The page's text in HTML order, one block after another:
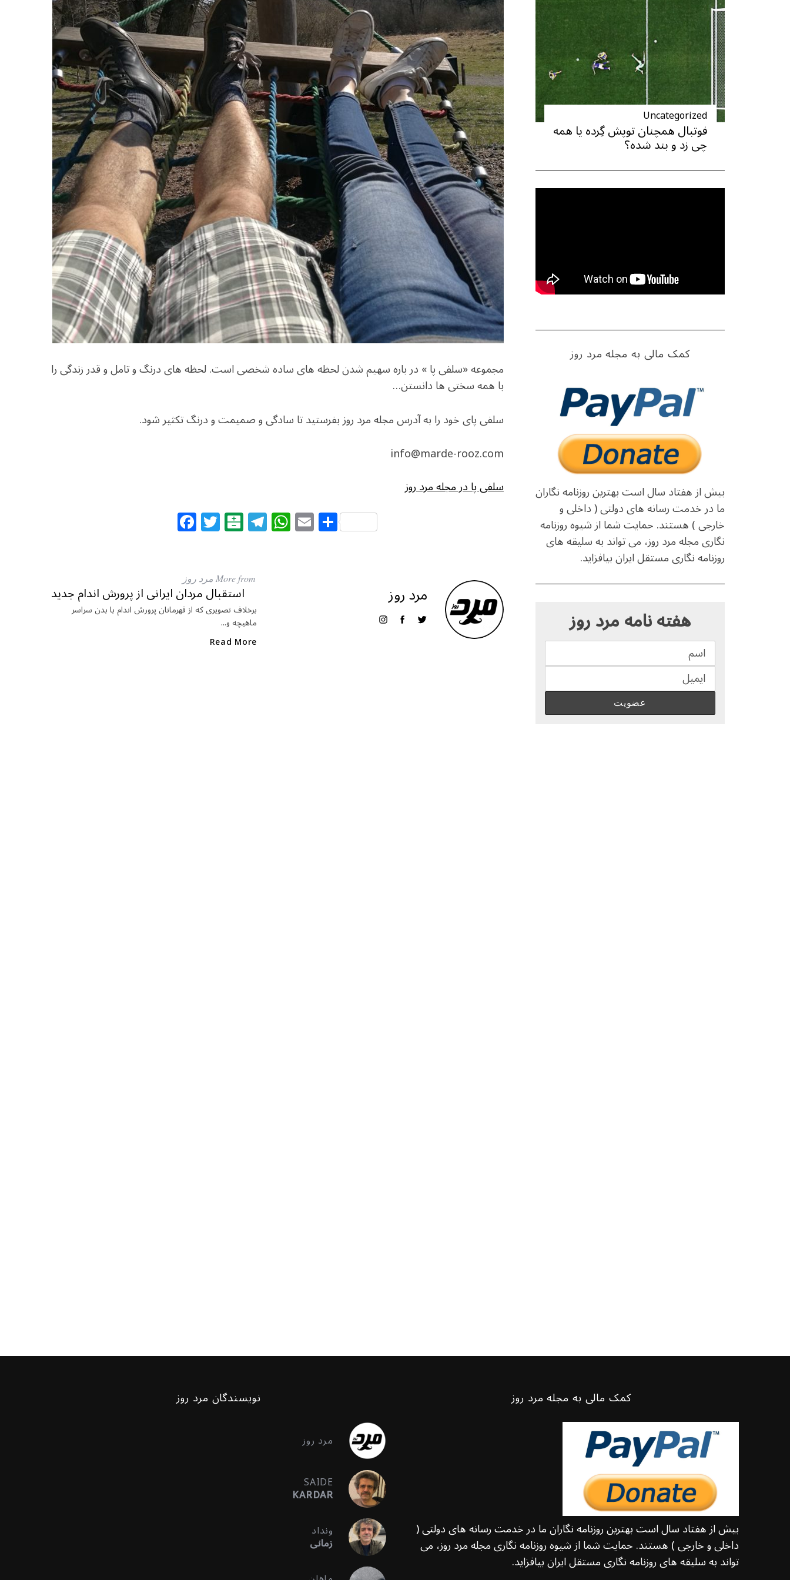
مجموعه «سلفی پا » در باره سهیم شدن لحظه های ساده شخصی است. لحظه های درنگ و تامل و قدر زندگی را
با همه سختی ها دانستن…
سلفی پای خود را به آدرس مجله مرد روز بفرستید تا سادگی و صمیمت و درنگ تکثیر شود.
info@marde-rooz.com
سلفی پا در مجله مرد روز
F
a
e
b
ook
T
w
e
r
B
al
ar
in
T
el W
h E
m S
h
مرد روز
More from مرد روز
استقبال مردان ایرانی از پرورش اندام جدید
برخلاف تصویری که از قهرمانان پرورش اندام با بدن سراسر
ماهیچه و...
Read More
Uncategorized
فوتبال همچنان توپش گِرده یا همه
چی زد و بند شده؟
کمک مالی به مجله مرد روز
بیش از هفتاد سال است بهترین روزنامه نگاران
ما در خدمت رسانه های دولتی ( داخلی و
خارجی ) هستند. حمایت شما از شیوه روزنامه
نگاری مجله مرد روز، می تواند به سلیقه های
روزنامه نگاری مستقل ایران بیافزاید.
هفته نامه مرد روز
کمک مالی به مجله مرد روز
بیش از هفتاد سال است بهترین روزنامه نگاران ما در خدمت رسانه های دولتی (
داخلی و خارجی ) هستند. حمایت شما از شیوه روزنامه نگاری مجله مرد روز، می
تواند به سلیقه های روزنامه نگاری مستقل ایران بیافزاید.
نویسندگان مرد روز
مرد روز
SAIDE
KARDAR
ونداد
زمانی
S
r
c
f
r